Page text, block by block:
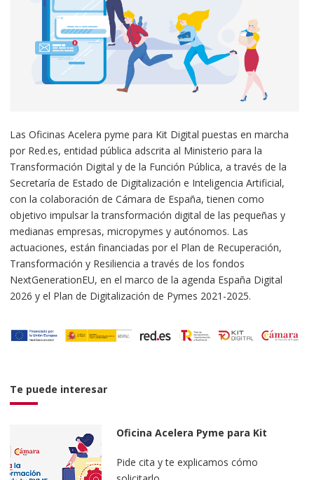
territorio nacional.
Las Oficinas Acelera pyme para Kit Digital puestas en marcha
por Red.es, entidad pública adscrita al Ministerio para la
Transformación Digital y de la Función Pública, a través de la
Secretaría de Estado de Digitalización e Inteligencia Artificial,
con la colaboración de Cámara de España, tienen como
objetivo impulsar la transformación digital de las pequeñas y
medianas empresas, micropymes y autónomos. Las
actuaciones, están financiadas por el Plan de Recuperación,
Transformación y Resiliencia a través de los fondos
NextGenerationEU, en el marco de la agenda España Digital
2026 y el Plan de Digitalización de Pymes 2021-2025.
Te puede interesar
Oficina Acelera Pyme para Kit
Pide cita y te explicamos cómo